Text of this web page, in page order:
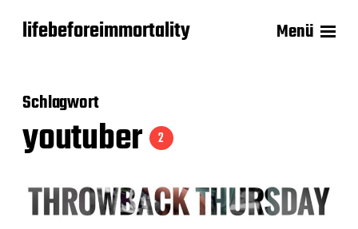
lifebeforeimmortality Menü
Schlagwort
youtuber 2